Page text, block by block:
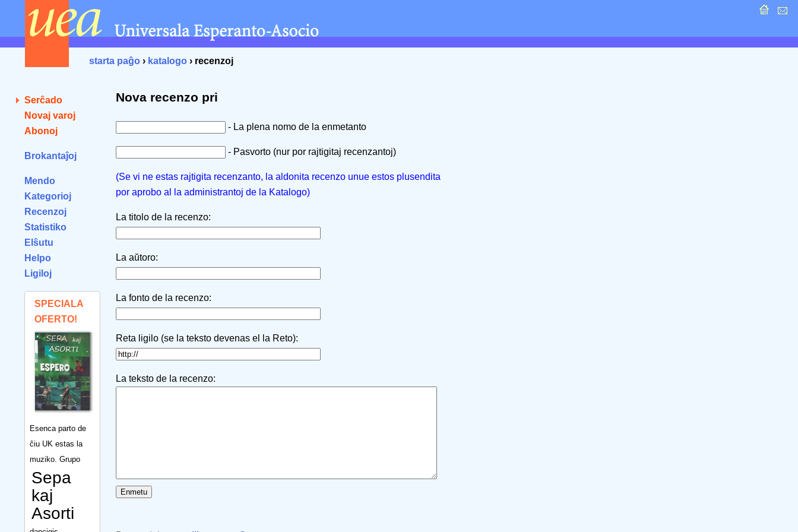
starta paĝo › katalogo › recenzoj
Serĉado
Novaj varoj
Abonoj
Brokantaĵoj
Mendo
Kategorioj
Recenzoj
Statistiko
Elŝutu
Helpo
Ligiloj
SPECIALA
OFERTO!
Esenca parto de
ĉiu UK estas la
muziko. Grupo
Sepa
kaj
Asorti
Nova recenzo pri
- La plena nomo de la enmetanto
- Pasvorto (nur por rajtigitaj recenzantoj)
(Se vi ne estas rajtigita recenzanto, la aldonita recenzo unue estos plusendita
por aprobo al la administrantoj de la Katalogo)
La titolo de la recenzo:
La aŭtoro:
La fonto de la recenzo:
Reta ligilo (se la teksto devenas el la Reto):
La teksto de la recenzo: